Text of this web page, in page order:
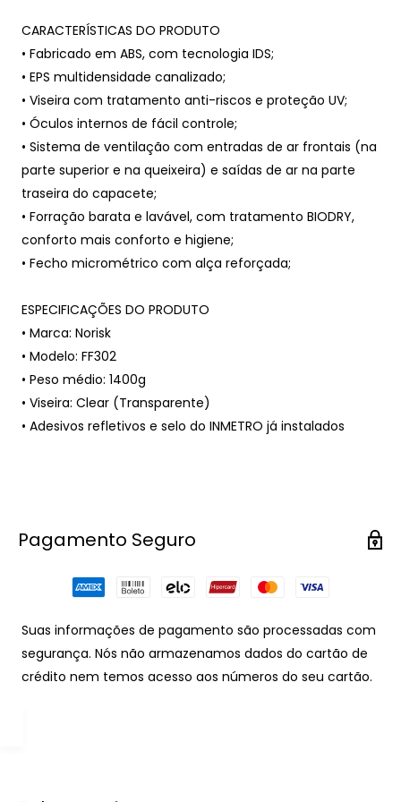
CARACTERÍSTICAS DO PRODUTO
• Fabricado em ABS, com tecnologia IDS;
• EPS multidensidade canalizado;
• Viseira com tratamento anti-riscos e proteção UV;
• Óculos internos de fácil controle;
• Sistema de ventilação com entradas de ar frontais (na
parte superior e na queixeira) e saídas de ar na parte
traseira do capacete;
• Forração barata e lavável, com tratamento BIODRY,
conforto mais conforto e higiene;
• Fecho micrométrico com alça reforçada;
ESPECIFICAÇÕES DO PRODUTO
• Marca: Norisk
• Modelo: FF302
• Peso médio: 1400g
• Viseira: Clear (Transparente)
• Adesivos refletivos e selo do INMETRO já instalados
Pagamento Seguro
Suas informações de pagamento são processadas com
segurança. Nós não armazenamos dados do cartão de
crédito nem temos acesso aos números do seu cartão.